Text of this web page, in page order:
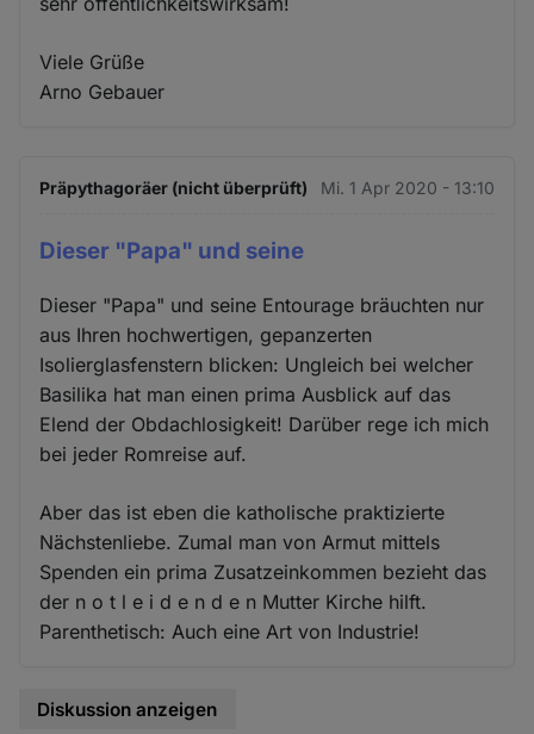
Viele Grüße
Arno Gebauer
Präpythagoräer (nicht überprüft) Mi. 1 Apr 2020 - 13:10
Dieser "Papa" und seine
Dieser "Papa" und seine Entourage bräuchten nur
aus Ihren hochwertigen, gepanzerten
Isolierglasfenstern blicken: Ungleich bei welcher
Basilika hat man einen prima Ausblick auf das
Elend der Obdachlosigkeit! Darüber rege ich mich
bei jeder Romreise auf.
Aber das ist eben die katholische praktizierte
Nächstenliebe. Zumal man von Armut mittels
Spenden ein prima Zusatzeinkommen bezieht das
der n o t l e i d e n d e n Mutter Kirche hilft.
Parenthetisch: Auch eine Art von Industrie!
Diskussion anzeigen